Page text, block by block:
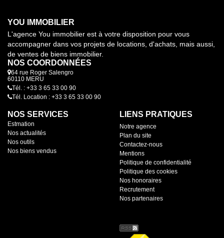
YOU IMMOBILIER
L'agence You immobilier est à votre disposition pour vous
accompagner dans vos projets de locations, d'achats, mais aussi,
de ventes de biens immobilier.
NOS COORDONNÉES
64 rue Roger Salengro
60110 MERU
Tél. : +33 3 65 33 00 90
Tél. Location : +33 3 65 33 00 90
NOS SERVICES
Estmation
Nos actualités
Nos outils
Nos biens vendus
LIENS PRATIQUES
Notre agence
Plan du site
Contactez-nous
Mentions
Politique de confidentialité
Politique des cookies
Nos honoraires
Recrutement
Nos partenaires